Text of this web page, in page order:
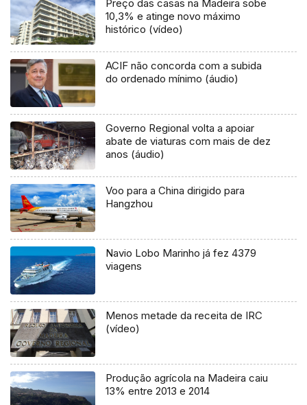
Preço das casas na Madeira sobe
10,3% e atinge novo máximo
histórico (vídeo)
ACIF não concorda com a subida
do ordenado mínimo (áudio)
Governo Regional volta a apoiar
abate de viaturas com mais de dez
anos (áudio)
Voo para a China dirigido para
Hangzhou
Navio Lobo Marinho já fez 4379
viagens
Menos metade da receita de IRC
(vídeo)
Produção agrícola na Madeira caiu
13% entre 2013 e 2014